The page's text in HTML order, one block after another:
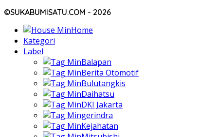
©SUKABUMISATU.COM - 2026
Home
Kategori
Label
Balapan
Berita Otomotif
Bulutangkis
Daihatsu
DKI Jakarta
gerindra
Kejahatan